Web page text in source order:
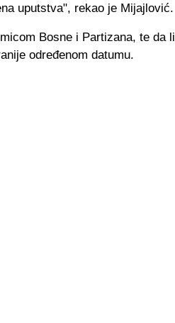
uputstva", rekao je Mijajlović.
Bosne i Partizana, te da li
određenom datumu.